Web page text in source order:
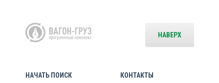
НАЧАТЬ ПОИСК КОНТАКТЫ
НАВЕРХ